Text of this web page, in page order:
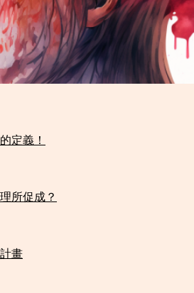
定義！​​
所促成？​
畫